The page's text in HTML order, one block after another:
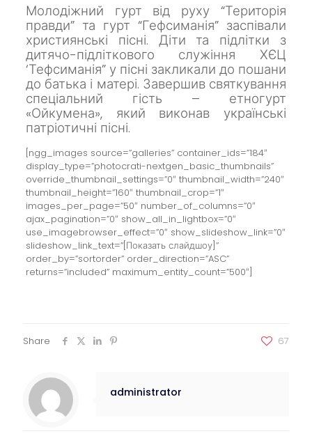
Молодіжний гурт від руху “Територія
правди” та гурт “Гефсиманія” заспівали
християнські пісні. Діти та підлітки з
дитячо-підліткового служіння ХЄЦ
‘Тефсиманія” у пісні закликали до пошани
до батька і матері. Завершив святкування
спеціальний гість – етногурт
«Ойкумена», який виконав українські
патріотичні пісні.
[ngg_images source=”galleries” container_ids=”184″
display_type=”photocrati-nextgen_basic_thumbnails”
override_thumbnail_settings=”0″ thumbnail_width=”240″
thumbnail_height=”160″ thumbnail_crop=”1″
images_per_page=”50″ number_of_columns=”0″
ajax_pagination=”0″ show_all_in_lightbox=”0″
use_imagebrowser_effect=”0″ show_slideshow_link=”0″
slideshow_link_text=”[Показать слайдшоу]”
order_by=”sortorder” order_direction=”ASC”
returns=”included” maximum_entity_count=”500″]
Share 67
administrator